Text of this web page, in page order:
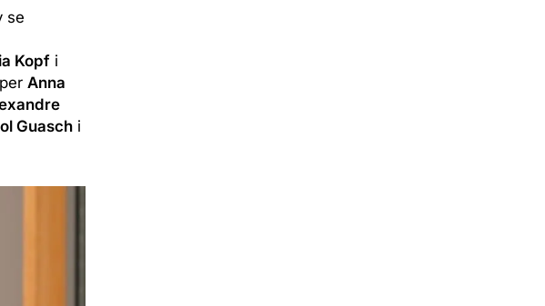
se
Kopfi
Anna
Guaschi